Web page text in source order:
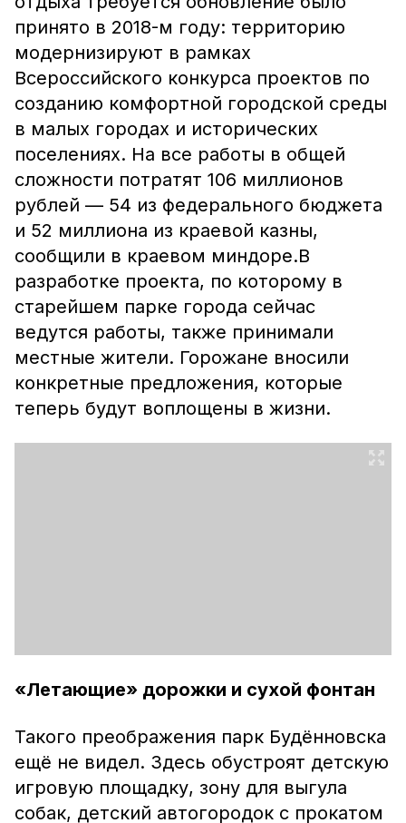
принято в 2018-м году: территорию
модернизируют в рамках
Всероссийского конкурса проектов по
созданию комфортной городской среды
в малых городах и исторических
поселениях. На все работы в общей
сложности потратят 106 миллионов
рублей — 54 из федерального бюджета
и 52 миллиона из краевой казны,
сообщили в краевом миндоре.В
разработке проекта, по которому в
старейшем парке города сейчас
ведутся работы, также принимали
местные жители. Горожане вносили
конкретные предложения, которые
теперь будут воплощены в жизни.
«Летающие» дорожки и сухой фонтан
Такого преображения парк Будённовска
ещё не видел. Здесь обустроят детскую
игровую площадку, зону для выгула
собак, детский автогородок с прокатом